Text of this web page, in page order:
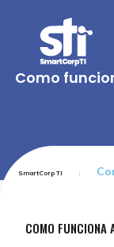
Como
SmartCorp TI
COMO FUNCIONA